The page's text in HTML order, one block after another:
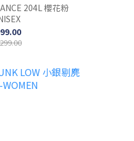
204L 櫻花粉